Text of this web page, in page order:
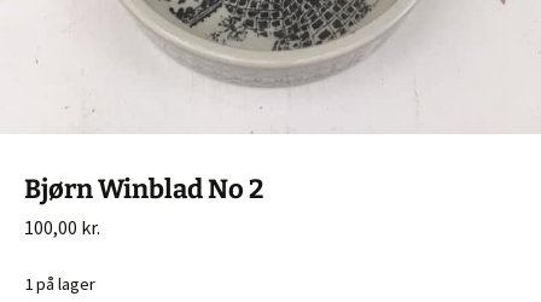
Bjørn Winblad No 2
100,00 kr.
1 på lager